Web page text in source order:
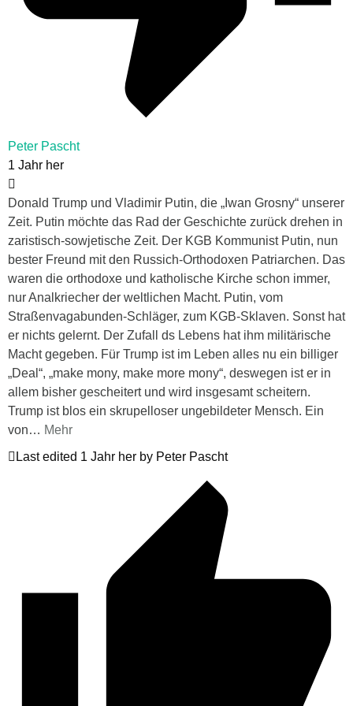
Peter Pascht
1 Jahr her
Donald Trump und Vladimir Putin, die „Iwan Grosny“ unserer
Zeit. Putin möchte das Rad der Geschichte zurück drehen in
zaristisch-sowjetische Zeit. Der KGB Kommunist Putin, nun
bester Freund mit den Russich-Orthodoxen Patriarchen. Das
waren die orthodoxe und katholische Kirche schon immer,
nur Analkriecher der weltlichen Macht. Putin, vom
Straßenvagabunden-Schläger, zum KGB-Sklaven. Sonst hat
er nichts gelernt. Der Zufall ds Lebens hat ihm militärische
Macht gegeben. Für Trump ist im Leben alles nu ein billiger
„Deal“, „make mony, make more mony“, deswegen ist er in
allem bisher gescheitert und wird insgesamt scheitern.
Trump ist blos ein skrupelloser ungebildeter Mensch. Ein
von… Mehr
Last edited 1 Jahr her by Peter Pascht